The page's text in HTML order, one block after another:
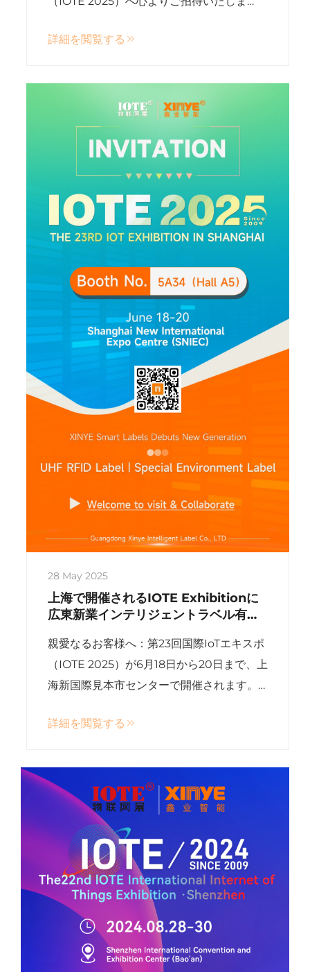
会社は、同イベントにて最先端のRFID製品
トの詳細は以下の通りです...
詳細を閲覧する
28 May 2025
上海で開催されるIOTE Exhibitionに
広東新業インテリジェントラベル有限
親愛なるお客様へ：第23回国際IoTエキスポ
（IOTE 2025）が6月18日から20日まで、上
海新国際見本市センターで開催されます。
プリケーションソリューションに焦点を当
詳細を閲覧する